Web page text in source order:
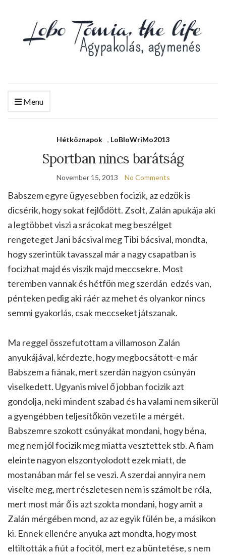
Menu
Hétköznapok , LoBloWriMo2013
Sportban nincs barátság
November 15, 2013 No Comments
Babszem egyre ügyesebben focizik, az edzők is
dicsérik, hogy sokat fejlődött. Zsolt, Zalán apukája aki
a legtöbbet viszi a srácokat meg beszélget
rengeteget Jani bácsival meg Tibi bácsival, mondta,
hogy szerintük tavasszal már a nagy csapatban is
focizhat majd és viszik majd meccsekre. Most
teremben vannak és hétfőn meg szerdán edzés van,
pénteken pedig aki ráér az mehet és olyankor nincs
semmi gyakorlás, csak meccseket játszanak.
Ma reggel összefutottam a villamoson Zalán
anyukájával, kérdezte, hogy megbocsátott-e már
Babszem a fiának, mert szerdán nagyon csúnyán
viselkedett. Ugyanis mivel ő jobban focizik azt
gondolja, neki mindent szabad és ha valami nem sikerül
a gyengébben teljesítőkön vezeti le a mérgét.
Babszemre szokott csúnyákat mondani, hogy béna,
meg nem jól focizik meg miatta vesztettek stb. A fiam
eleinte nagyon elszontyolodott ezek miatt, de
mostanában már fel se veszi. A szerdai annyira nem
viselte meg, mert részletesen nem is számolt be róla,
mert most már ő is azt szokta mondani, hogy amit a
Zalán mérgében mond, az az egyik fülén be, a másikon
ki. Ennek ellenére anyuka azt mondta, hogy most
eltiltották a fiút a focitól, mert ez a büntetése, s nem